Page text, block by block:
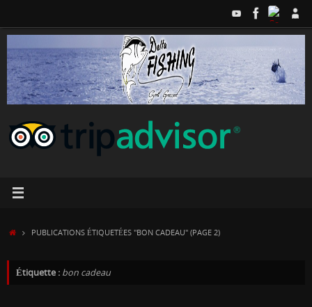
contenu
ACCUEIL
PUBLICATIONS ÉTIQUETÉES "BON CADEAU"(PAGE 2)
Étiquette : bon cadeau